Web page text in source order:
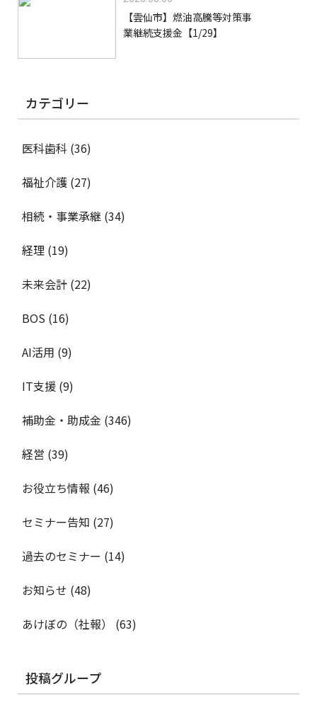
【雲仙市】燃油高騰等対策事
業継続支援金【1/29】
カテゴリー
医科歯科 (36)
福祉介護 (27)
相続・事業承継 (34)
経理 (19)
未来会計 (22)
BOS (16)
AI活用 (9)
IT支援 (9)
補助金・助成金 (346)
経営 (39)
お役立ち情報 (46)
セミナー告知 (27)
過去のセミナー (14)
お知らせ (48)
あけぼの（社報）
(63)
投稿グループ